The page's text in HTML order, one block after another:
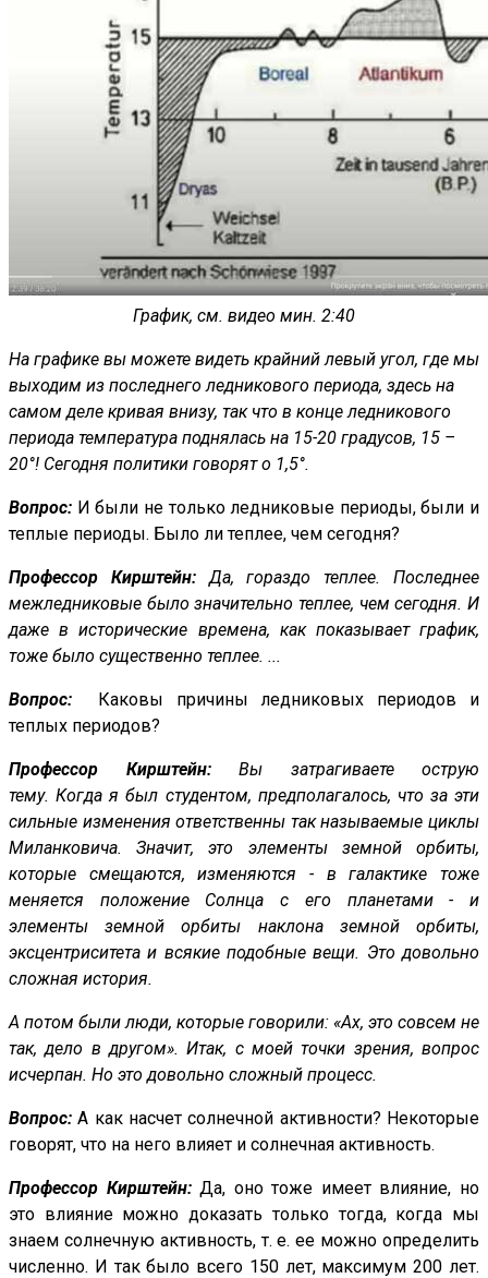
График, см. видео мин. 2:40
На графике вы можете видеть крайний левый угол, где мы
выходим из последнего ледникового периода, здесь на
самом деле кривая внизу, так что в конце ледникового
периода температура поднялась на 15-20 градусов, 15 –
20°! Сегодня политики говорят о 1,5°.
Вопрос: И были не только ледниковые периоды, были и
теплые периоды. Было ли теплее, чем сегодня?
Профессор Кирштейн:
Да, гораздо теплее. Последнее
межледниковые было значительно теплее, чем сегодня. И
даже в исторические времена, как показывает график,
тоже было существенно теплее. ...
Вопрос: Каковы причины ледниковых периодов и
теплых периодов?
Профессор Кирштейн:
Вы затрагиваете острую
тему. Когда я был студентом, предполагалось, что за эти
сильные изменения ответственны так называемые циклы
Миланковича. Значит, это элементы земной орбиты,
которые смещаются, изменяются - в галактике тоже
меняется положение Солнца с его планетами - и
элементы земной орбиты наклона земной орбиты,
эксцентриситета и всякие подобные вещи. Это довольно
сложная история.
А потом были люди, которые говорили: «Ах, это совсем не
так, дело в другом». Итак, с моей точки зрения, вопрос
исчерпан. Но это довольно сложный процесс.
Вопрос:А как насчет солнечной активности? Некоторые
говорят, что на него влияет и солнечная активность.
Профессор Кирштейн:Да, оно тоже имеет влияние, но
это влияние можно доказать только тогда, когда мы
знаем солнечную активность, т. е. ее можно определить
численно. И так было всего 150 лет, максимум 200 лет.